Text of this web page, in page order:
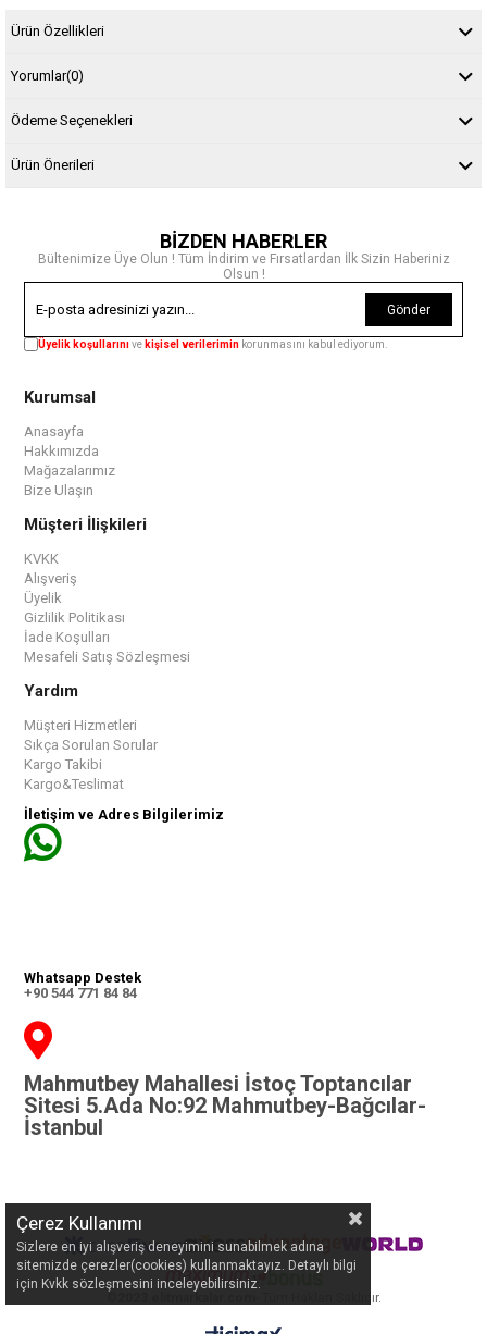
Ürün Özellikleri
Yorumlar(0)
Ödeme Seçenekleri
Ürün Önerileri
BİZDEN HABERLER
Bültenimize Üye Olun ! Tüm İndirim ve Fırsatlardan İlk Sizin Haberiniz
Olsun !
Gönder
Üyelik koşullarınıve kişisel verilerimin korunmasını kabul ediyorum.
Kurumsal
Anasayfa
Hakkımızda
Mağazalarımız
Bize Ulaşın
Müşteri İlişkileri
KVKK
Alışveriş
Üyelik
Gizlilik Politikası
İade Koşulları
Mesafeli Satış Sözleşmesi
Yardım
Müşteri Hizmetleri
Sıkça Sorulan Sorular
Kargo Takibi
Kargo&Teslimat
İletişim ve Adres Bilgilerimiz
Whatsapp Destek
+90 544 771 84 84
Mahmutbey Mahallesi İstoç Toptancılar
Sitesi 5.Ada No:92 Mahmutbey-Bağcılar-
İstanbul
- Tüm Hakları Saklıdır.
Çerez Kullanımı
Sizlere en iyi alışveriş deneyimini sunabilmek adına
sitemizde çerezler(cookies) kullanmaktayız. Detaylı bilgi
için Kvkk sözleşmesini inceleyebilirsiniz.